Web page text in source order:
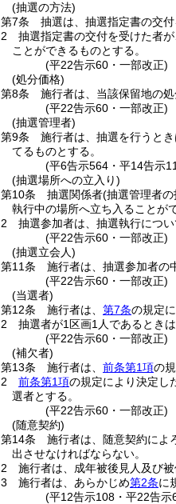
(抽選の方法)
第7条
抽選は、抽選指定書の交付
2
抽選指定書の交付を受けた者
ことができるものとする。
(平22告示60・一部改正)
(処分価格)
第8条
施行者は、当該保留地の
(平22告示60・一部改正)
(抽選管理者)
第9条
施行者は、抽選を行うと
てるものとする。
(平6告示564・平14告示
(抽選場所への立入り)
第10条
抽選関係者(抽選管理者
執行中の場所へ立ち入ることが
2
抽選参加者は、抽選執行につ
(平22告示60・一部改正)
(抽選立会人)
第11条
施行者は、抽選参加者の
(平22告示60・一部改正)
(当選者)
第12条
施行者は、 第7条の規定
2
抽選者が1区画1人であるとき
(平22告示60・一部改正)
(補欠者)
第13条
施行者は、 前条第1項の
2
前条第1項の規定により決定し
選者とする。
(平22告示60・一部改正)
(随意契約)
第14条
施行者は、随意契約によ
出させなければならない。
2
施行者は、成年被後見人及び
3
施行者は、あらかじめ第2条に
(平12告示108・平22告示